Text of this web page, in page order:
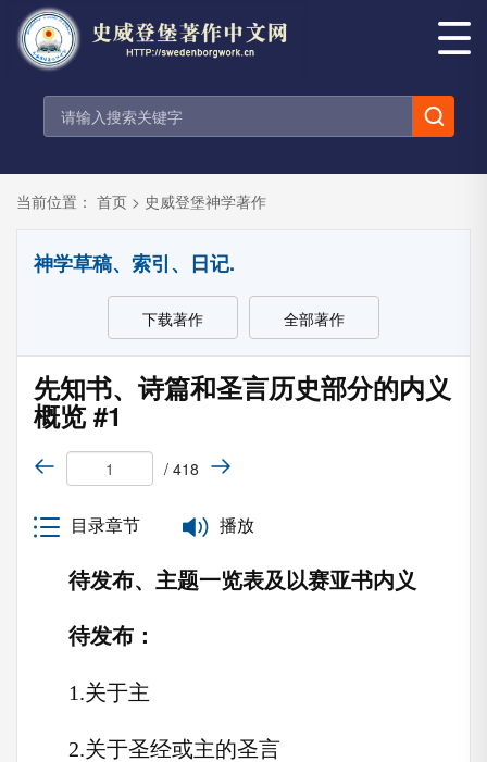
当前位置： 首页 > 史威登堡神学著作
神学草稿、索引、日记.
下载著作 全部著作
先知书、诗篇和圣言历史部分的内义
概览 #1
/ 418
目录章节 播放
待发布、主题一览表及以赛亚书内义
待发布：
1.关于主
2.关于圣经或主的圣言